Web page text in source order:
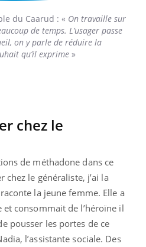
du Caarud : « On travaille sur
de temps. L’usager passe
on y parle de réduire la
qu’il exprime »
chez le
de méthadone dans ce
chez le généraliste, j’ai la
la jeune femme. Elle a
consommait de l’héroïne il
pousser les portes de ce
l’assistante sociale. Des